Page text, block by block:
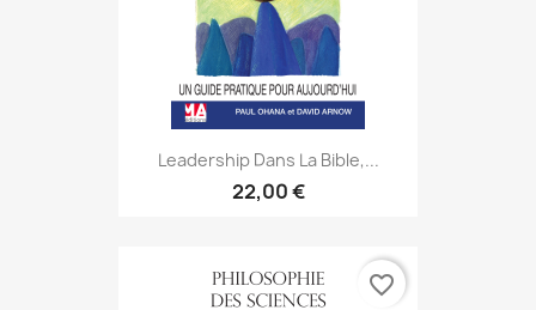
Leadership Dans La Bible,...
22,00 €
favorite_border